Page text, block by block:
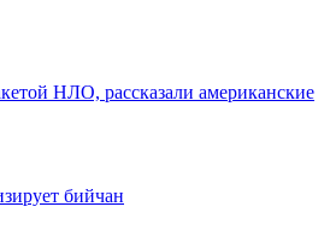
НЛО, рассказали американские
бийчан